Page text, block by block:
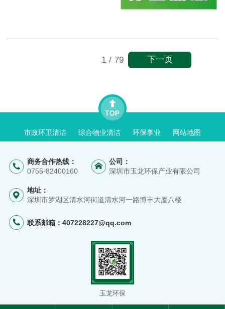
1 / 79 下一页
市政环卫清洁 综合物业清洁 环保事业 网站地图
商务合作热线：
0755-82400160
公司：
深圳市玉龙环保产业有限公司
地址：
深圳市罗湖区清水河街道清水河一路博丰大厦八楼
联系邮箱： 407228227@qq.com
玉龙环保